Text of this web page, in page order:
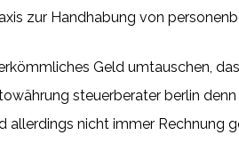
zur Handhabung von
Geld umtauschen,
steuerberater berlin
nicht immer Rechnung